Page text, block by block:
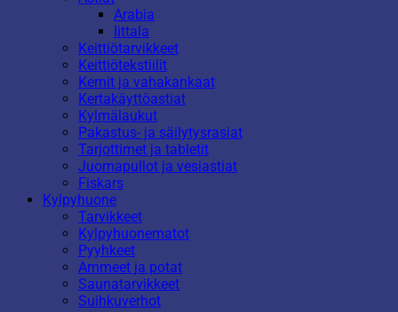
Arabia
Iittala
Keittiötarvikkeet
Keittiötekstiilit
Kernit ja vahakankaat
Kertakäyttöastiat
Kylmälaukut
Pakastus- ja säilytysrasiat
Tarjottimet ja tabletit
Juomapullot ja vesiastiat
Fiskars
Kylpyhuone
Tarvikkeet
Kylpyhuonematot
Pyyhkeet
Ammeet ja potat
Saunatarvikkeet
Suihkuverhot